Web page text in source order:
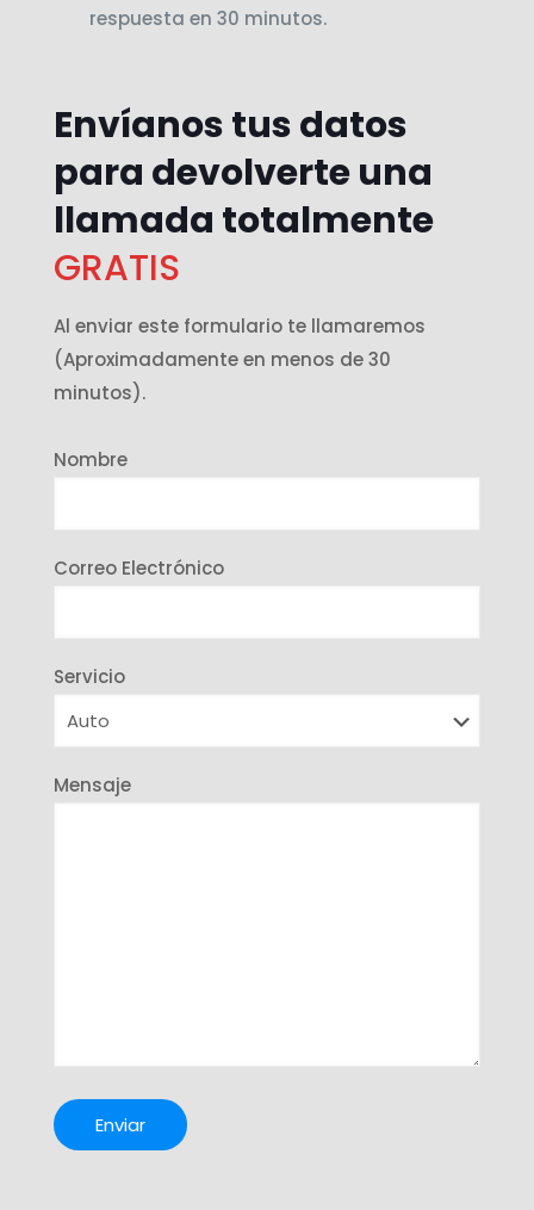
respuesta en 30 minutos.
Envíanos tus datos
para devolverte una
llamada totalmente
GRATIS
Al enviar este formulario te llamaremos
(Aproximadamente en menos de 30
minutos).
Nombre
Correo Electrónico
Servicio
Mensaje